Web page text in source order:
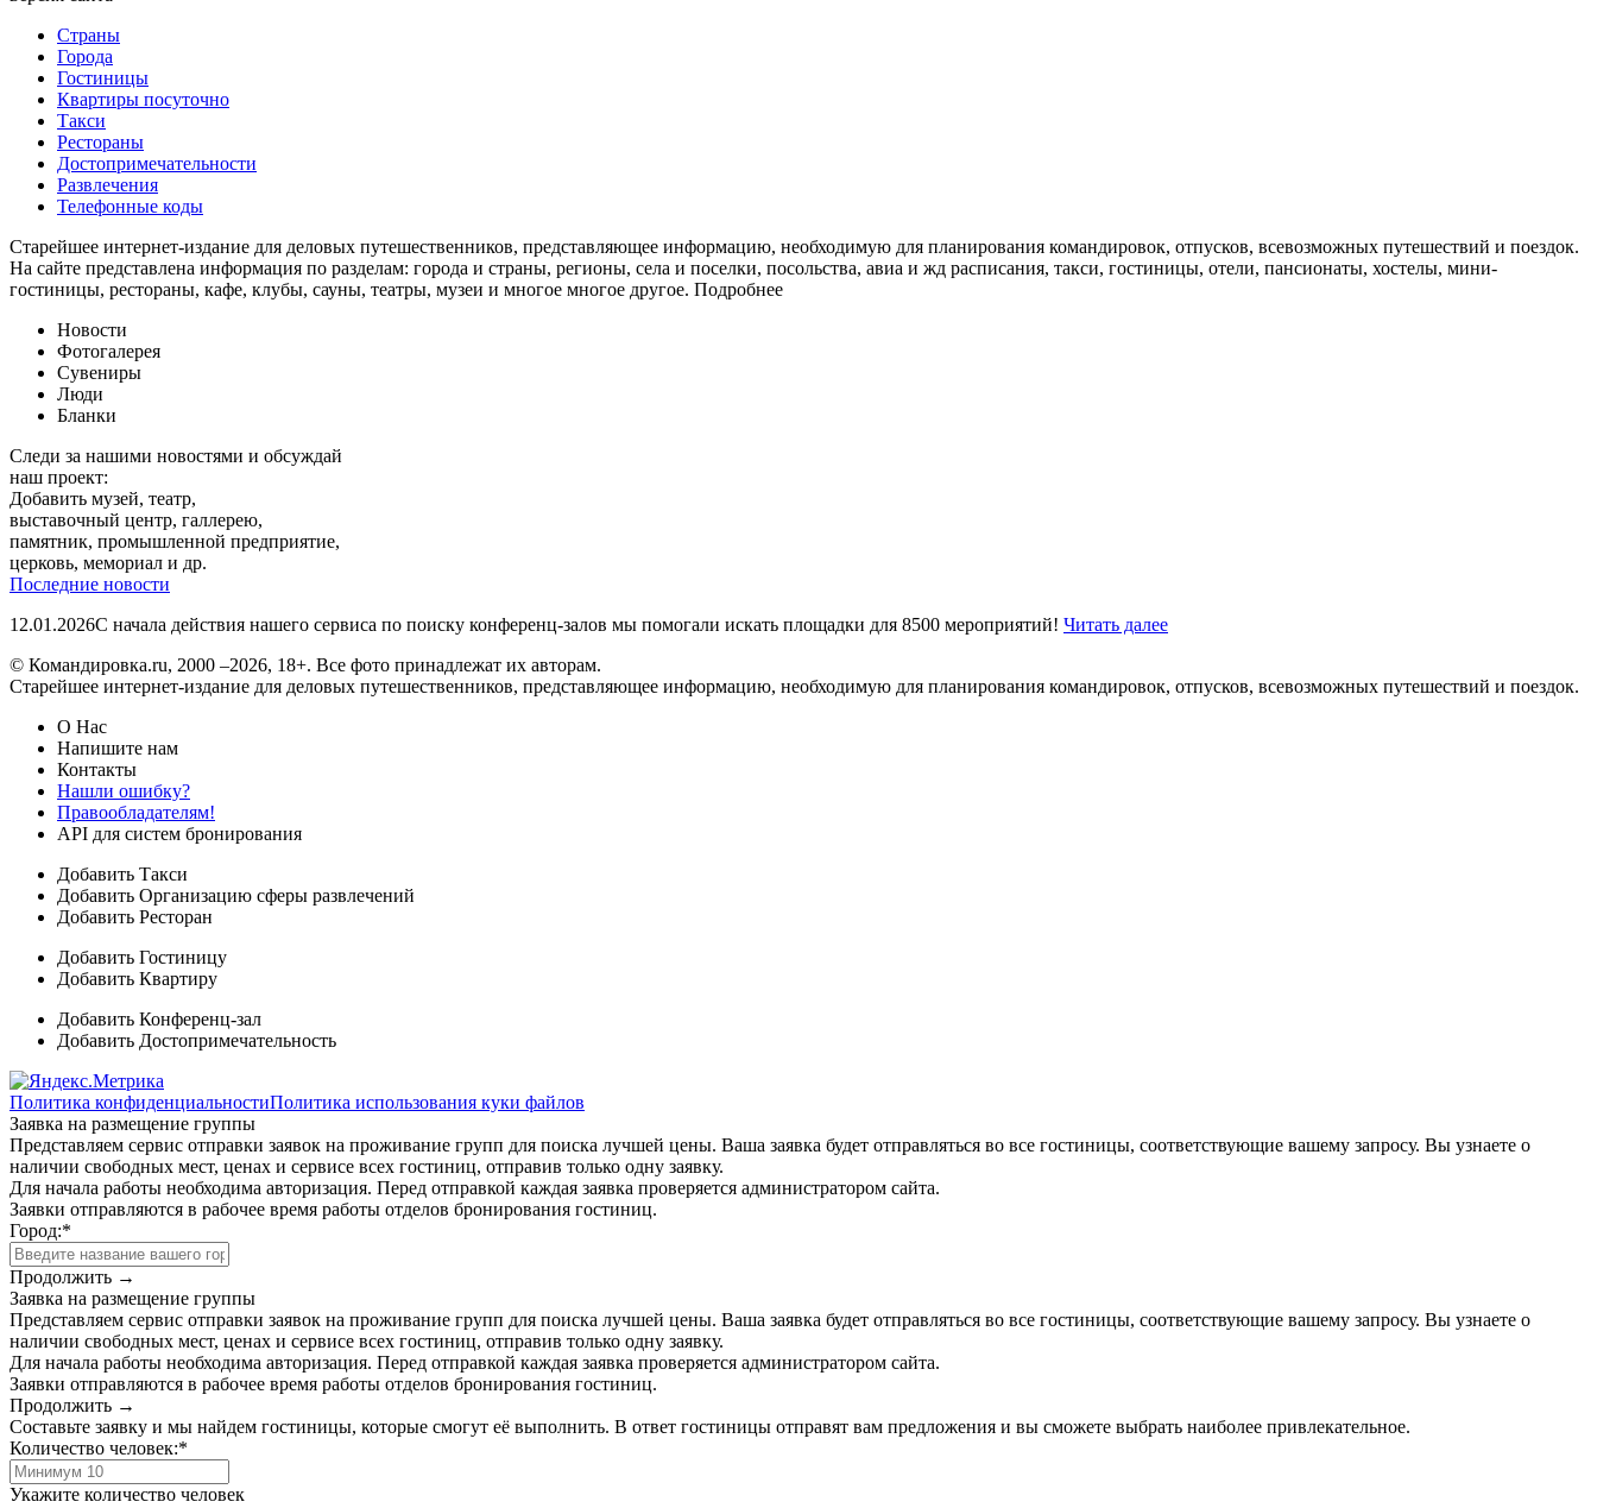
Страны
Города
Гостиницы
Квартиры посуточно
Такси
Рестораны
Достопримечательности
Развлечения
Телефонные коды
Старейшее интернет-издание для деловых путешественников, представляющее информацию, необходимую для планирования командировок, отпусков, всевозможных путешествий и поездок.
На сайте представлена информация по разделам: города и страны, регионы, села и поселки, посольства, авиа и жд расписания, такси, гостиницы, отели, пансионаты, хостелы, мини-
гостиницы, рестораны, кафе, клубы, сауны, театры, музеи и многое многое другое. Подробнее
Новости
Фотогалерея
Сувениры
Люди
Бланки
Следи за нашими новостями и обсуждай
наш проект:
Добавить музей, театр,
выставочный центр, галлерею,
памятник, промышленной предприятие,
церковь, мемориал и др.
Последние новости
12.01.2026С начала действия нашего сервиса по поиску конференц-залов мы помогали искать площадки для 8500 мероприятий! Читать далее
© Командировка.ru, 2000 –2026, 18+. Все фото принадлежат их авторам.
Старейшее интернет-издание для деловых путешественников, представляющее информацию, необходимую для планирования командировок, отпусков, всевозможных путешествий и поездок.
О Нас
Напишите нам
Контакты
Нашли ошибку?
Правообладателям!
API для систем бронирования
Добавить Такси
Добавить Организацию сферы развлечений
Добавить Ресторан
Добавить Гостиницу
Добавить Квартиру
Добавить Конференц-зал
Добавить Достопримечательность
Политика конфиденциальностиПолитика использования куки файлов
Заявка на размещение группы
Представляем сервис отправки заявок на проживание групп для поиска лучшей цены. Ваша заявка будет отправляться во все гостиницы, соответствующие вашему запросу. Вы узнаете о
наличии свободных мест, ценах и сервисе всех гостиниц, отправив только одну заявку.
Для начала работы необходима авторизация. Перед отправкой каждая заявка проверяется администратором сайта.
Заявки отправляются в рабочее время работы отделов бронирования гостиниц.
Город:*
Продолжить →
Заявка на размещение группы
Представляем сервис отправки заявок на проживание групп для поиска лучшей цены. Ваша заявка будет отправляться во все гостиницы, соответствующие вашему запросу. Вы узнаете о
наличии свободных мест, ценах и сервисе всех гостиниц, отправив только одну заявку.
Для начала работы необходима авторизация. Перед отправкой каждая заявка проверяется администратором сайта.
Заявки отправляются в рабочее время работы отделов бронирования гостиниц.
Продолжить →
Составьте заявку и мы найдем гостиницы, которые смогут её выполнить. В ответ гостиницы отправят вам предложения и вы сможете выбрать наиболее привлекательное.
Количество человек:*
Укажите количество человек